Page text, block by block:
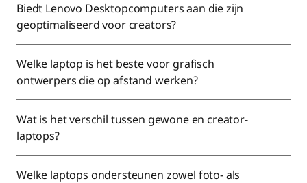
Biedt Lenovo Desktopcomputers aan die zijn
geoptimaliseerd voor creators?
Welke laptop is het beste voor grafisch
ontwerpers die op afstand werken?
Wat is het verschil tussen gewone en creator-
laptops?
Welke laptops ondersteunen zowel foto- als